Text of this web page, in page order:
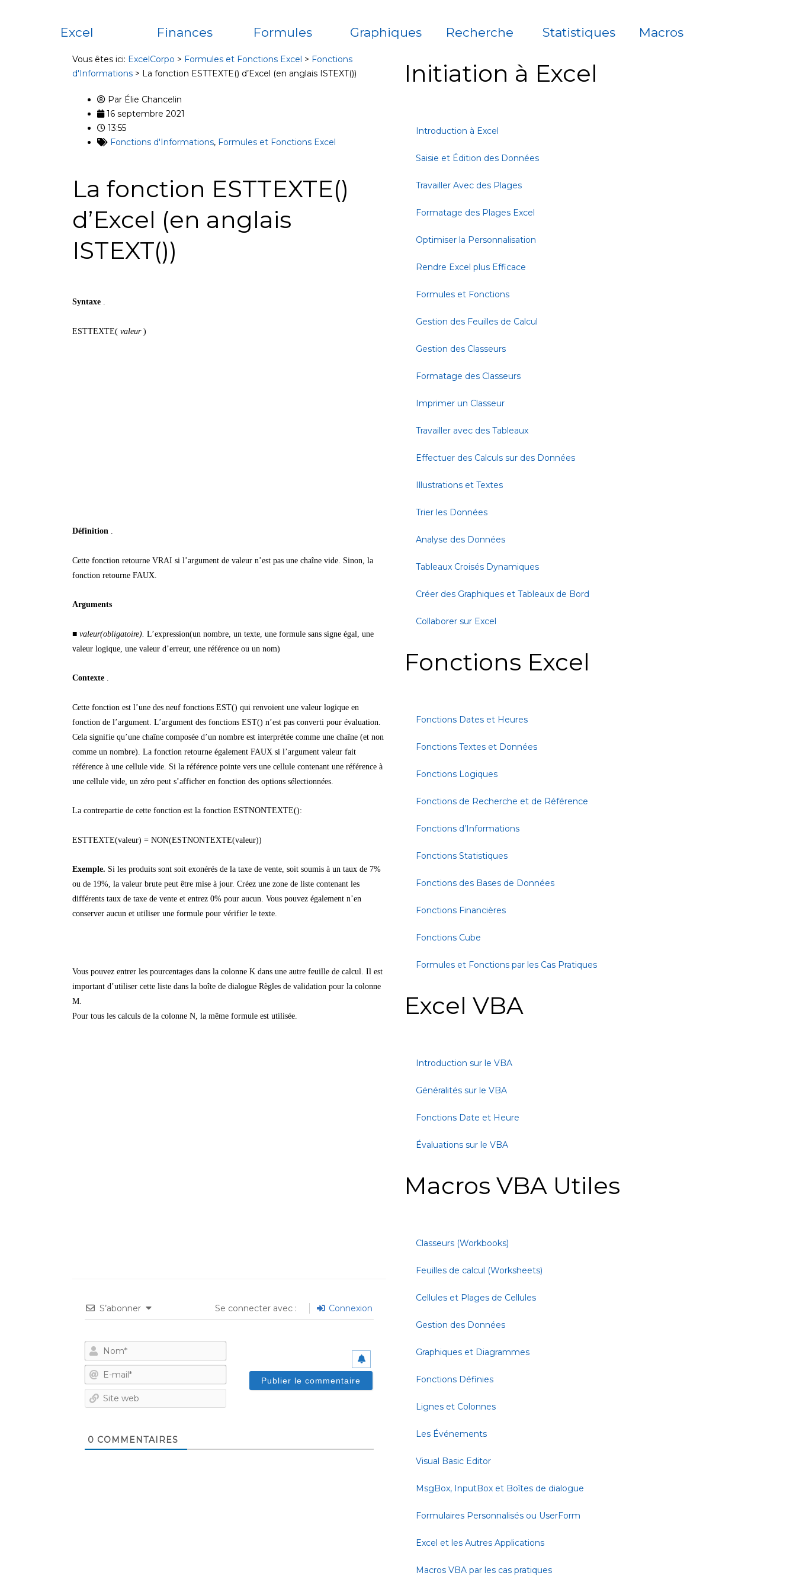
Excel Finances Formules Graphiques Recherche Statistiques Macros
Vous êtes ici: ExcelCorpo > Formules et Fonctions Excel > Fonctions
d'Informations > La fonction ESTTEXTE() d’Excel (en anglais ISTEXT())
Par Élie Chancelin
16 septembre 2021
13:55
Fonctions d'Informations, Formules et Fonctions Excel
La fonction ESTTEXTE()
d’Excel (en anglais
ISTEXT())
Syntaxe .
ESTTEXTE( valeur)
Définition .
Cette fonction retourne VRAI si l’argument de valeur n’est pas une chaîne vide. Sinon, la
fonction retourne FAUX.
Arguments
■ valeur(obligatoire). L’expression(un nombre, un texte, une formule sans signe égal, une
valeur logique, une valeur d’erreur, une référence ou un nom)
Contexte .
Cette fonction est l’une des neuf fonctions EST() qui renvoient une valeur logique en
fonction de l’argument. L’argument des fonctions EST() n’est pas converti pour évaluation.
Cela signifie qu’une chaîne composée d’un nombre est interprétée comme une chaîne (et non
comme un nombre). La fonction retourne également FAUX si l’argument valeur fait
référence à une cellule vide. Si la référence pointe vers une cellule contenant une référence à
une cellule vide, un zéro peut s’afficher en fonction des options sélectionnées.
La contrepartie de cette fonction est la fonction ESTNONTEXTE():
ESTTEXTE(valeur) = NON(ESTNONTEXTE(valeur))
Exemple. Si les produits sont soit exonérés de la taxe de vente, soit soumis à un taux de 7%
ou de 19%, la valeur brute peut être mise à jour. Créez une zone de liste contenant les
différents taux de taxe de vente et entrez 0% pour aucun. Vous pouvez également n’en
conserver aucun et utiliser une formule pour vérifier le texte.
Vous pouvez entrer les pourcentages dans la colonne K dans une autre feuille de calcul. Il est
important d’utiliser cette liste dans la boîte de dialogue Règles de validation pour la colonne
M.
Pour tous les calculs de la colonne N, la même formule est utilisée.
S’abonner Se connecter avec : Connexion
Nom*
E-
mail*
0 COMMENTAIRES
Initiation à Excel
Introduction à Excel
Saisie et Édition des Données
Travailler Avec des Plages
Formatage des Plages Excel
Optimiser la Personnalisation
Rendre Excel plus Efficace
Formules et Fonctions
Gestion des Feuilles de Calcul
Gestion des Classeurs
Formatage des Classeurs
Imprimer un Classeur
Travailler avec des Tableaux
Effectuer des Calculs sur des Données
Illustrations et Textes
Trier les Données
Analyse des Données
Tableaux Croisés Dynamiques
Créer des Graphiques et Tableaux de Bord
Collaborer sur Excel
Fonctions Excel
Fonctions Dates et Heures
Fonctions Textes et Données
Fonctions Logiques
Fonctions de Recherche et de Référence
Fonctions d’Informations
Fonctions Statistiques
Fonctions des Bases de Données
Fonctions Financières
Fonctions Cube
Formules et Fonctions par les Cas Pratiques
Excel VBA
Introduction sur le VBA
Généralités sur le VBA
Fonctions Date et Heure
Évaluations sur le VBA
Macros VBA Utiles
Classeurs (Workbooks)
Feuilles de calcul (Worksheets)
Cellules et Plages de Cellules
Gestion des Données
Graphiques et Diagrammes
Fonctions Définies
Lignes et Colonnes
Les Événements
Visual Basic Editor
MsgBox, InputBox et Boîtes de dialogue
Formulaires Personnalisés ou UserForm
Excel et les Autres Applications
Macros VBA par les cas pratiques